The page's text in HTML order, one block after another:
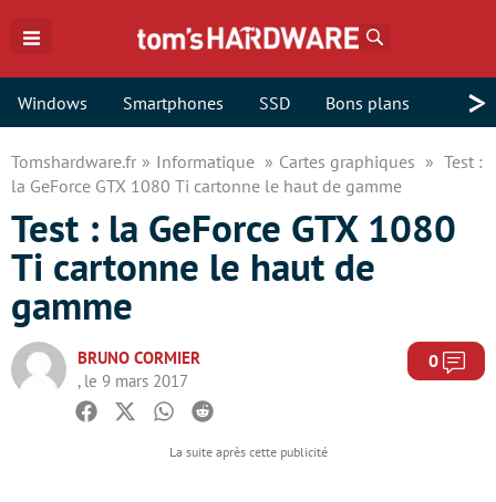
Windows Smartphones SSD Bons plans >
Tomshardware.fr Informatique Cartes graphiques
Test :
la GeForce GTX 1080 Ti cartonne le haut de gamme
Test : la GeForce GTX 1080
Ti cartonne le haut de
gamme
BRUNO CORMIER
, le 9 mars 2017
0
Facebook
TwitterWhatsapp
Reddit